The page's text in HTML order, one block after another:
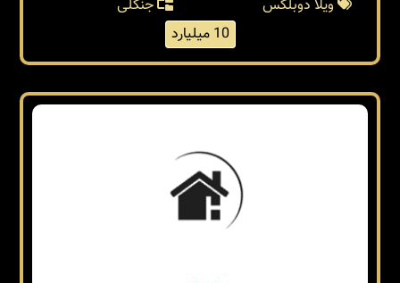
ویلا دوبلکس
جنگلی
10 میلیارد